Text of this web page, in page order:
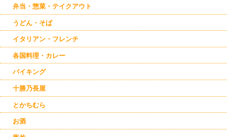
弁当・惣菜・テイクアウト
うどん・そば
イタリアン・フレンチ
各国料理・カレー
バイキング
十勝乃長屋
とかちむら
お酒